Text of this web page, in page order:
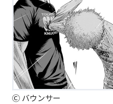
Ⓒ バウンサー